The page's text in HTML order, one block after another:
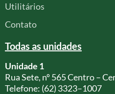
Utilitários
Contato
Todas as unidades
Unidade 1
Rua Sete, nº 565 Centro –
Telefone: (62) 3323–1007